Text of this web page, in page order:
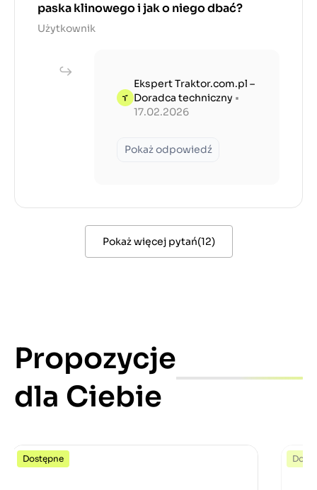
paska klinowego i jak o niego dbać?
Użytkownik
Ekspert Traktor.com.pl –
Doradca techniczny •
17.02.2026
Pokaż odpowiedź
Pokaż więcej pytań(12)
Propozycje
dla Ciebie
Dostępne